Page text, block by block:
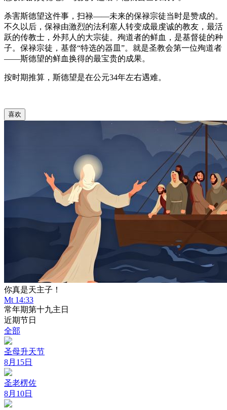
杀害斯德望这件事，扫禄——未来的保禄宗徒当时是赞成的。
不久以后，保禄由激烈的法利塞人转变成最虔诚的教友，最活
跃的传教士，外邦人的大宗徒。殉道者的鲜血，是基督徒的种
子。保禄宗徒，基督“特选的器皿”。就是圣教会第一位殉道者
——斯德望的鲜血换得的最宝贵的成果。
按时期推算，斯德望是在公元34年左右遇难。
喜欢
你真是天主子！
Mt 14:33
常年期第十九主日
近期节日
全部
圣母升天节
8月15日
圣老楞佐
8月10日